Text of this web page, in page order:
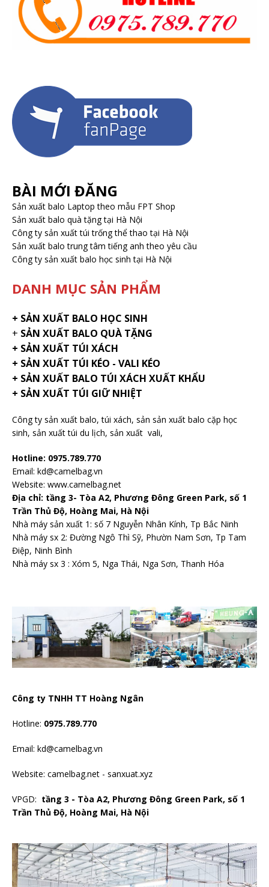
BÀI MỚI ĐĂNG
Sản xuất balo Laptop theo mẫu FPT Shop
Sản xuất balo quà tặng tại Hà Nội
Công ty sản xuất túi trống thể thao tại Hà Nội
Sản xuất balo trung tâm tiếng anh theo yêu cầu
Công ty sản xuất balo học sinh tại Hà Nội
DANH MỤC SẢN PHẨM
+ SẢN XUẤT BALO HỌC SINH
+ SẢN XUẤT BALO QUÀ TẶNG
+ SẢN XUẤT TÚI XÁCH
+ SẢN XUẤT TÚI KÉO - VALI KÉO
+ SẢN XUẤT BALO TÚI XÁCH XUẤT KHẨU
+ SẢN XUẤT TÚI GIỮ NHIỆT
Công ty sản xuất balo, túi xách, sản sản xuất balo cặp học
sinh, sản xuất túi du lịch, sản xuất vali,
Hotline: 0975.789.770
Email: kd@camelbag.vn
Website: www.camelbag.net
Địa chỉ: tầng 3- Tòa A2, Phương Đông Green Park, số 1
Trần Thủ Độ, Hoàng Mai, Hà Nội
Nhà máy sản xuất 1: số 7 Nguyễn Nhân Kính, Tp Bắc Ninh
Nhà máy sx 2: Đường Ngô Thì Sỹ, Phườn Nam Sơn, Tp Tam
Điệp, Ninh Bình
Nhà máy sx 3 : Xóm 5, Nga Thái, Nga Sơn, Thanh Hóa
Công ty TNHH TT Hoàng Ngân
Hotline: 0975.789.770
Email: kd@camelbag.vn
Website: camelbag.net - sanxuat.xyz
VPGD: tầng 3 - Tòa A2, Phương Đông Green Park, số 1
Trần Thủ Độ, Hoàng Mai, Hà Nội